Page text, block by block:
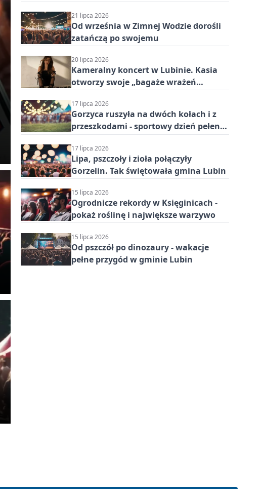
21 lipca 2026
Od września w Zimnej Wodzie dorośli
zatańczą po swojemu
20 lipca 2026
Kameralny koncert w Lubinie. Kasia
otworzy swoje „bagaże wrażeń
17 lipca 2026
Gorzyca ruszyła na dwóch kołach i z
przeszkodami - sportowy dzień pełen
energii
17 lipca 2026
Lipa, pszczoły i zioła połączyły
Gorzelin. Tak świętowała gmina Lubin
15 lipca 2026
Ogrodnicze rekordy w Księginicach -
pokaż roślinę i największe warzywo
15 lipca 2026
Od pszczół po dinozaury - wakacje
pełne przygód w gminie Lubin